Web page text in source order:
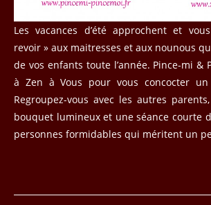
Les vacances d’été approchent et
revoir » aux maitresses et aux nounous
de vos enfants toute l’année. Pince-mi &
à Zen à Vous pour vous concocter
Regroupez-vous avec les autres
bouquet lumineux et une séance courte
personnes formidables qui méritent un